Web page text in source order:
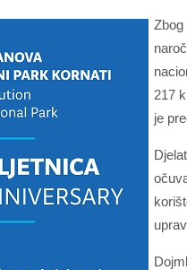
Zbog
217
je